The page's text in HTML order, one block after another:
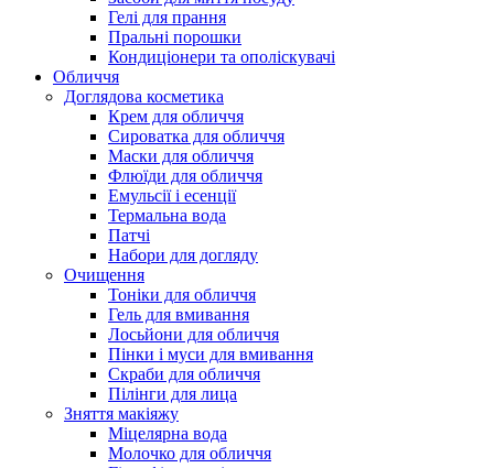
Гелі для прання
Пральні порошки
Кондиціонери та ополіскувачі
Обличчя
Доглядова косметика
Крем для обличчя
Сироватка для обличчя
Маски для обличчя
Флюїди для обличчя
Емульсії і есенції
Термальна вода
Патчі
Набори для догляду
Очищення
Тоніки для обличчя
Гель для вмивання
Лосьйони для обличчя
Пінки і муси для вмивання
Скраби для обличчя
Пілінги для лица
Зняття макіяжу
Міцелярна вода
Молочко для обличчя